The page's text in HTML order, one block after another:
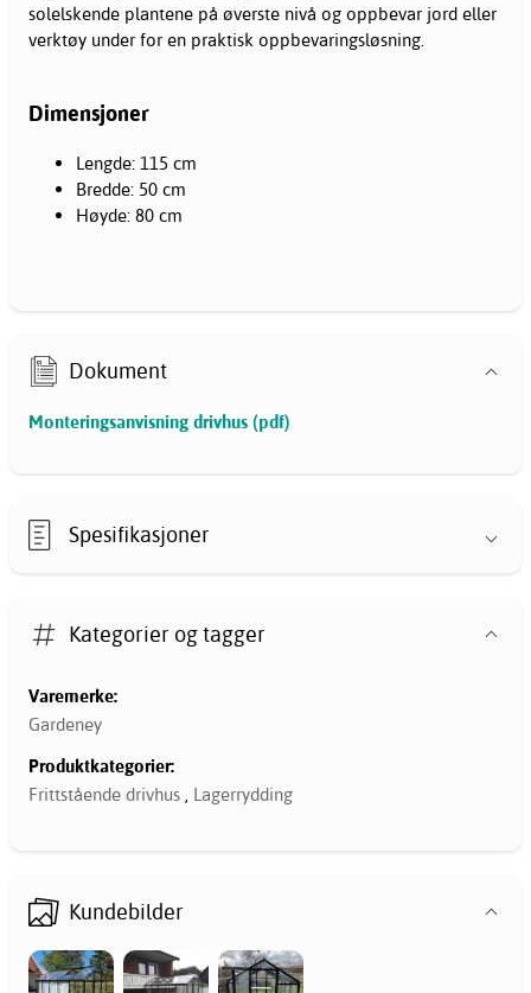
solelskende plantene på øverste nivå og oppbevar jord eller
verktøy under for en praktisk oppbevaringsløsning.
Dimensjoner
Lengde: 115 cm
Bredde: 50 cm
Høyde: 80 cm
Dokument
Monteringsanvisning drivhus (pdf)
Spesifikasjoner
Kategorier og tagger
Varemerke:
Gardeney
Produktkategorier:
Frittstående drivhus , Lagerrydding
Kundebilder